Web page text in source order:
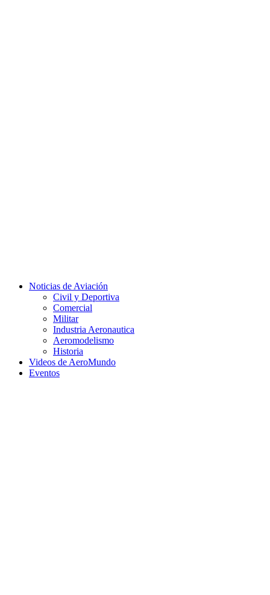
Noticias de Aviación
Civil y Deportiva
Comercial
Militar
Industria Aeronautica
Aeromodelismo
Historia
Videos de AeroMundo
Eventos